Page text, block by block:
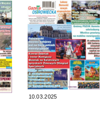
10.03.2025